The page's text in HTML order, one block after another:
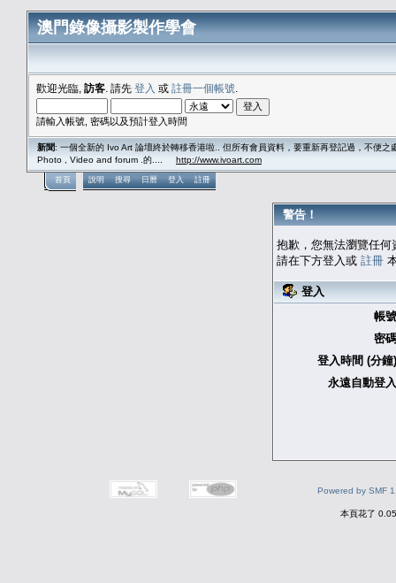
澳門錄像攝影製作學會
歡迎光臨, 訪客 . 請先 登入 或 註冊一個帳號
請輸入帳號, 密碼以及預計登入時間
新聞: 一個全新的 Ivo Art 論壇終於轉移香港啦.. 但所有會員資料，要重新再登記過，不便
Photo , Video and forum .的.... http://www.ivoart.com
首頁 說明 搜尋 日曆 登入 註冊
警告！
抱歉，您無法瀏覽任何
請在下方登入或 註冊
登入
帳
密
登入時間 (分鐘
永遠自動登
Powered by SMF
本頁花了